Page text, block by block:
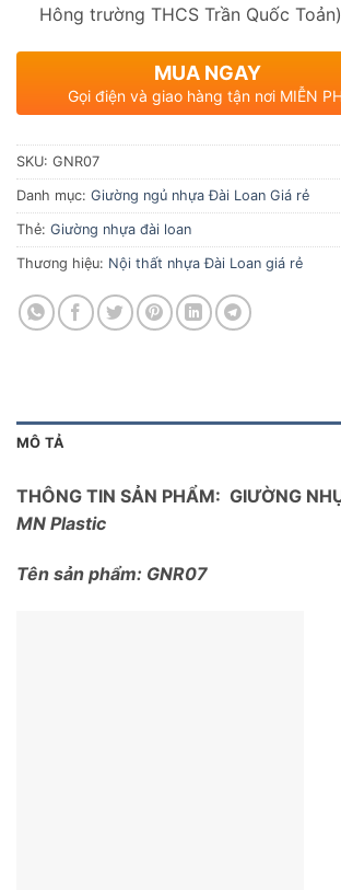
Hông trường THCS Trần Quốc Toản)
MUA NGAY
Gọi điện và giao hàng tận nơi MIỄN
SKU: GNR07
Danh mục: Giường ngủ nhựa Đài Loan Giá rẻ
Thẻ: Giường nhựa đài loan
Thương hiệu: Nội thất nhựa Đài Loan giá rẻ
MÔ TẢ
THÔNG TIN SẢN PHẨM: GIƯỜNG
MN Plastic
Tên sản phẩm: GNR07